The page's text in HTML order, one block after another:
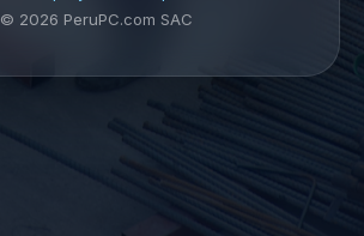
© 2026 PeruPC.com SAC